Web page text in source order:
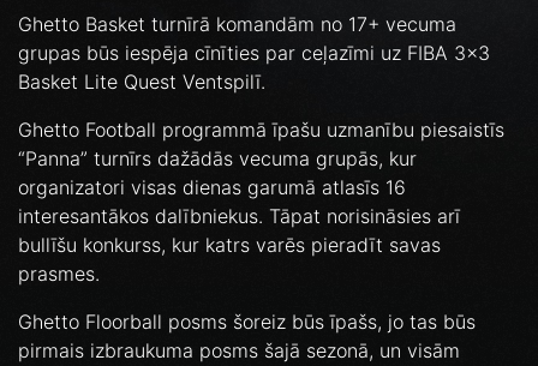
Ghetto Basket turnīrā komandām no 17+ vecuma
grupas būs iespēja cīnīties par ceļazīmi uz FIBA 3x3
Basket Lite Quest Ventspilī.
Ghetto Football programmā īpašu uzmanību piesaistīs
“Panna” turnīrs dažādās vecuma grupās, kur
organizatori visas dienas garumā atlasīs 16
interesantākos dalībniekus. Tāpat norisināsies arī
bullīšu konkurss, kur katrs varēs pieradīt savas
prasmes.
Ghetto Floorball posms šoreiz būs īpašs, jo tas būs
pirmais izbraukuma posms šajā sezonā, un visām